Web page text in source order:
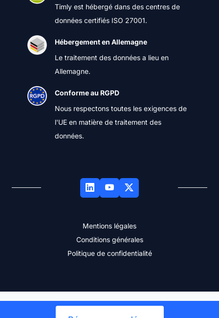
Timly est hébergé dans des centres de
données certifiés ISO 27001.
Hébergement en Allemagne
Le traitement des données a lieu en
Allemagne.
Conforme au RGPD
Nous respectons toutes les exigences de
l'UE en matière de traitement des
données.
Mentions légales
Conditions générales
Politique de confidentialité